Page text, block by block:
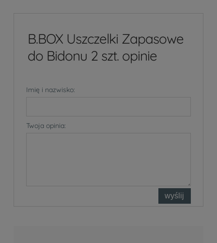
B.BOX Uszczelki Zapasowe
do Bidonu 2 szt. opinie
Imię i nazwisko:
Twoja opinia:
wyślij